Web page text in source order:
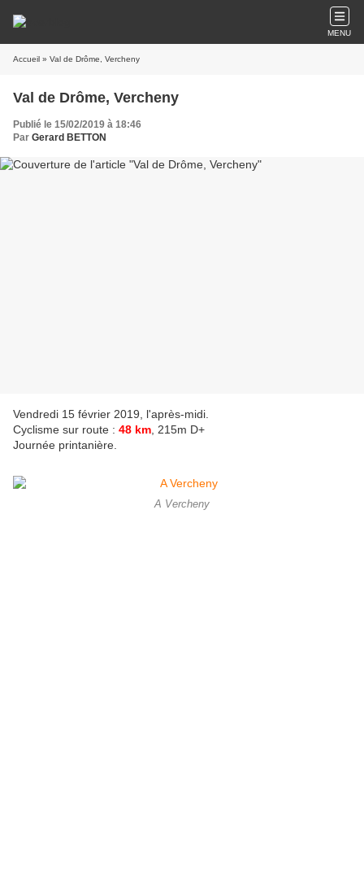
MENU
Accueil » Val de Drôme, Vercheny
Val de Drôme, Vercheny
Publié le 15/02/2019 à 18:46
Par Gerard BETTON
Vendredi 15 février 2019, l'après-midi.
Cyclisme sur route : 48 km , 215m D+
Journée printanière.
A Vercheny